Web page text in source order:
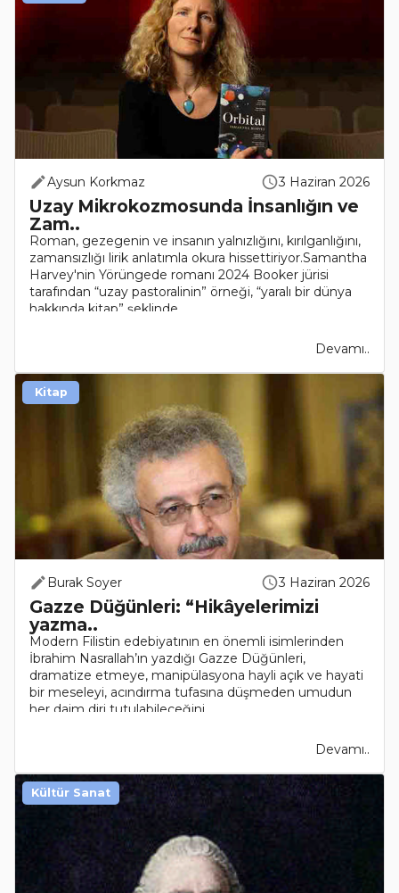
Aysun Korkmaz 3 Haziran 2026
Uzay Mikrokozmosunda İnsanlığın ve
Zam..
Roman, gezegenin ve insanın yalnızlığını, kırılganlığını,
zamansızlığı lirik anlatımla okura hissettiriyor.Samantha
Harvey'nin Yörüngede romanı 2024 Booker jürisi
tarafından “uzay pastoralinin” örneği, “yaralı bir dünya
hakkında kitap” şeklinde ..
Devamı..
Burak Soyer 3 Haziran 2026
Gazze Düğünleri: “Hikâyelerimizi
yazma..
Modern Filistin edebiyatının en önemli isimlerinden
İbrahim Nasrallah’ın yazdığı Gazze Düğünleri,
dramatize etmeye, manipülasyona hayli açık ve hayati
bir meseleyi, acındırma tufasına düşmeden umudun
her daim diri tutulabileceğini..
Devamı..
Kitap
Kültür Sanat